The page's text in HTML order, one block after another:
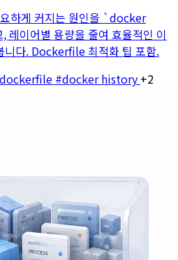
하게 커지는 원인을 `docker
이어별 용량을 줄여 효율적인 이
니다. Dockerfile 최적화 팁 포함.
#docker history +2